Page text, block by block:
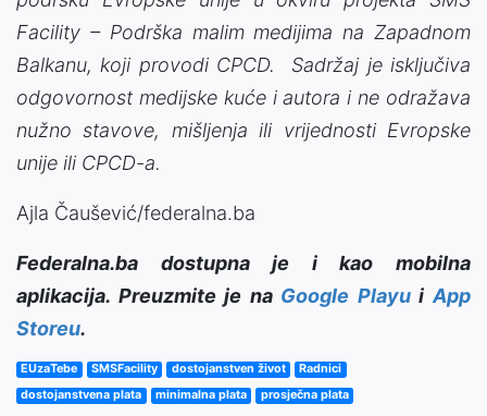
Facility – Podrška malim medijima na Zapadnom
Balkanu, koji provodi CPCD. Sadržaj je isključiva
odgovornost medijske kuće i autora i ne odražava
nužno stavove, mišljenja ili vrijednosti Evropske
unije ili CPCD-a.
Ajla Čaušević/federalna.ba
Federalna.ba dostupna je i kao mobilna
aplikacija. Preuzmite je na Google PlayuiApp
Storeu.
EUzaTebe SMSFacility dostojanstven život
Radnici
dostojanstvena plata
minimalna plata prosječna plata